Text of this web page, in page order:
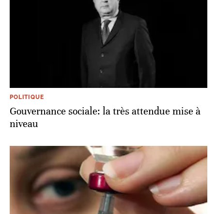
POLITIQUE
Gouvernance sociale: la très attendue mise à
niveau